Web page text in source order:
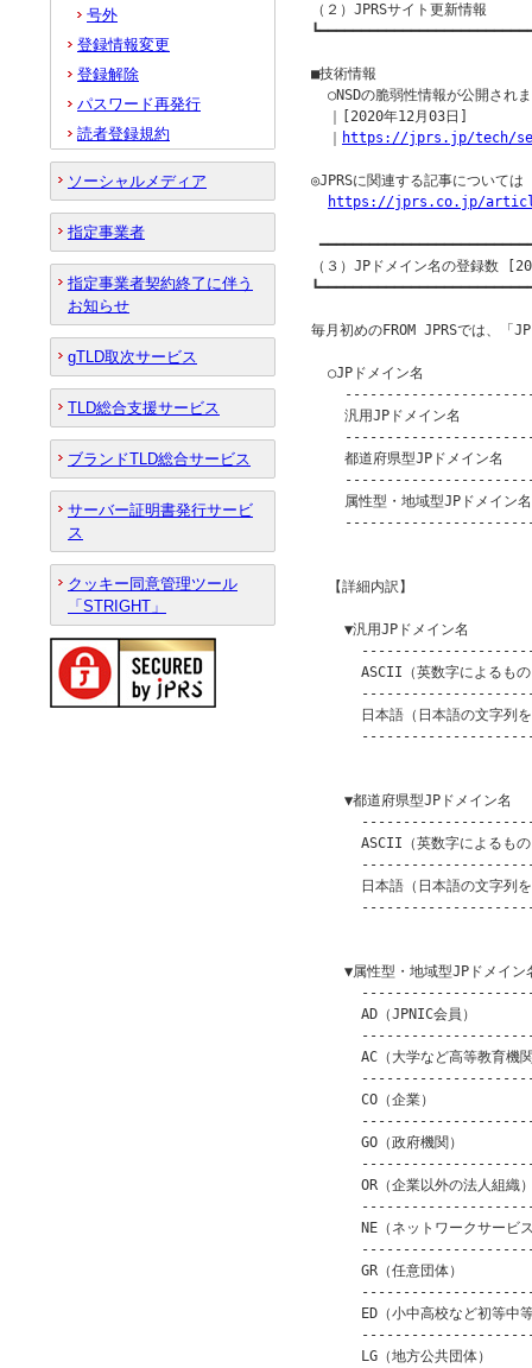
（２）JPRSサイト更新情報
■技術情報
○NSDの脆弱性情報が公開され
  ｜[2020年12月03日]
https://jprs.jp/tech/
◎JPRSに関連する記事について
https://jprs.co.jp/
（３）JPドメイン名の登録数
毎月初めのFROM JPRSでは、「
  ○JPドメイン名
汎用JPドメイン名
都道府県型JPドメイン名
属性型・地域型JPドメイ
  【詳細内訳】
    ▼汎用JPドメイン名
ASCII（英数字によるも
日本語（日本語の文字列
    ▼都道府県型JPドメイン名
ASCII（英数字によるも
日本語（日本語の文字列
▼属性型・地域型JPドメイン
AD（JPNIC会員）
AC（大学など高等教育
CO（企業）
GO（政府機関）
OR（企業以外の法人組
NE（ネットワークサー
GR（任意団体）
ED（小中高校など初等中
LG（地方公共団体）
号外
登録情報変更
登録解除
パスワード再発行
読者登録規約
ソーシャルメディア
指定事業者
指定事業者契約終了に伴う
お知らせ
gTLD取次サービス
TLD総合支援サービス
ブランドTLD総合サービス
サーバー証明書発行サービ
ス
クッキー同意管理ツール
「STRIGHT」